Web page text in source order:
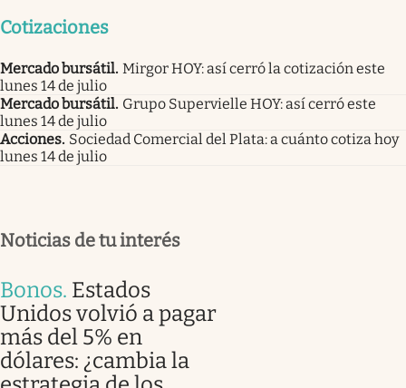
Cotizaciones
Mercado bursátil. Mirgor HOY: así cerró la cotización este
lunes 14 de julio
Mercado bursátil. Grupo Supervielle HOY: así cerró este
lunes 14 de julio
Acciones. Sociedad Comercial del Plata: a cuánto cotiza hoy
lunes 14 de julio
Noticias de tu interés
Bonos. Estados
Unidos volvió a pagar
más del 5% en
dólares: ¿cambia la